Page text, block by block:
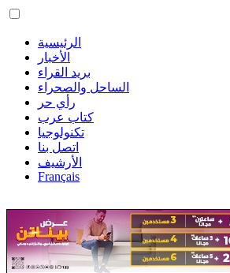
الرئيسية
الأخبار
بريد القراء
الساحل والصحراء
رأي حر
كتاب عرب
تكنولوجيا
اتصل بنا
الأرشيف
Français